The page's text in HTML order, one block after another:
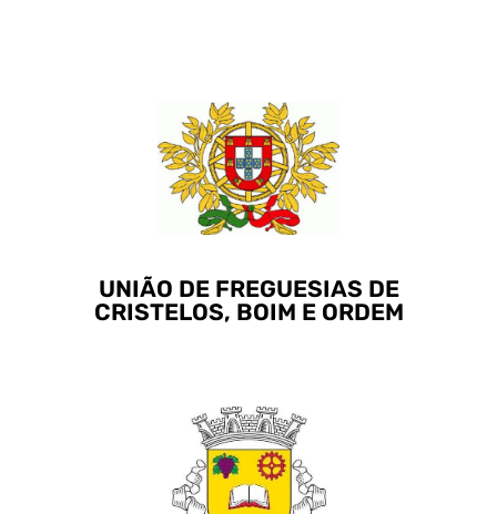
UNIÃO DE FREGUESIAS DE
CRISTELOS, BOIM E ORDEM
União de Freguesias de
Cristelos, Boim e Ordem
União de Freguesias de